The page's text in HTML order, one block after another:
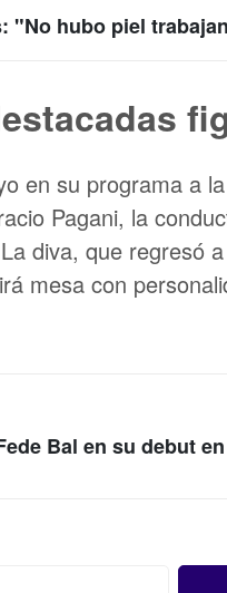
"No hubo piel
en su programa a
Pagani, la
diva, que regresó
mesa con
Bal en su debut